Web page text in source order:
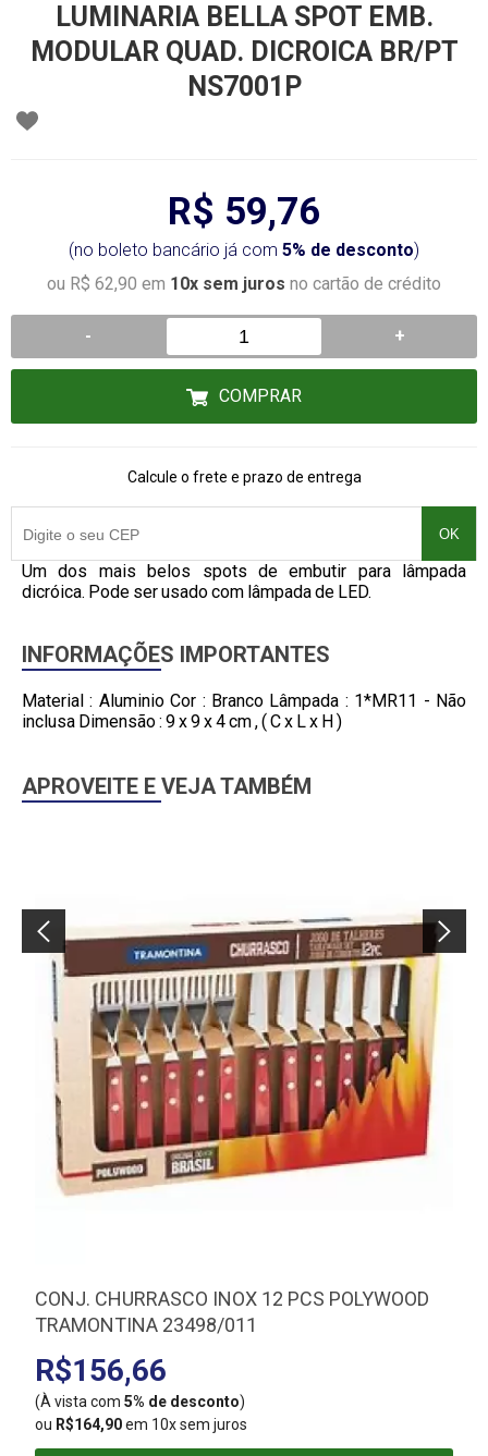
LUMINARIA BELLA SPOT EMB.
MODULAR QUAD. DICROICA BR/PT
NS7001P
R$ 59,76
(no boleto bancário já com 5% de desconto)
ou R$ 62,90 em 10x sem juros no cartão de crédito
- +
COMPRAR
Calcule o frete e prazo de entrega
OK
Um dos mais belos spots de embutir para lâmpada
dicróica. Pode ser usado com lâmpada de LED.
INFORMAÇÕES IMPORTANTES
Material : Aluminio Cor : Branco Lâmpada : 1*MR11 - Não
inclusa Dimensão : 9 x 9 x 4 cm , ( C x L x H )
APROVEITE E VEJA TAMBÉM
CONJ. CHURRASCO INOX 12 PCS POLYWOOD
TRAMONTINA 23498/011
R$156,66
(À vista com 5% de desconto)
ou R$164,90em 10x sem juros